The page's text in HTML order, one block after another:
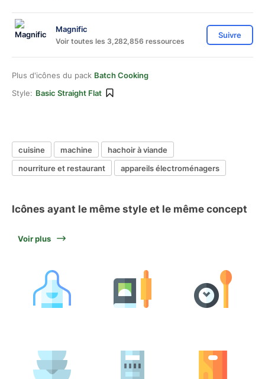
Magnific
Voir toutes les 3,282,856 ressources
Suivre
Plus d'icônes du pack Batch Cooking
Style: Basic Straight Flat
cuisine machine
hachoir à viande
nourriture et restaurant
appareils électroménagers
Icônes ayant le même style et le même concept
Voir plus